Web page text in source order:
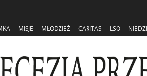
MISJE MŁODZIEŻ CARITAS LSO